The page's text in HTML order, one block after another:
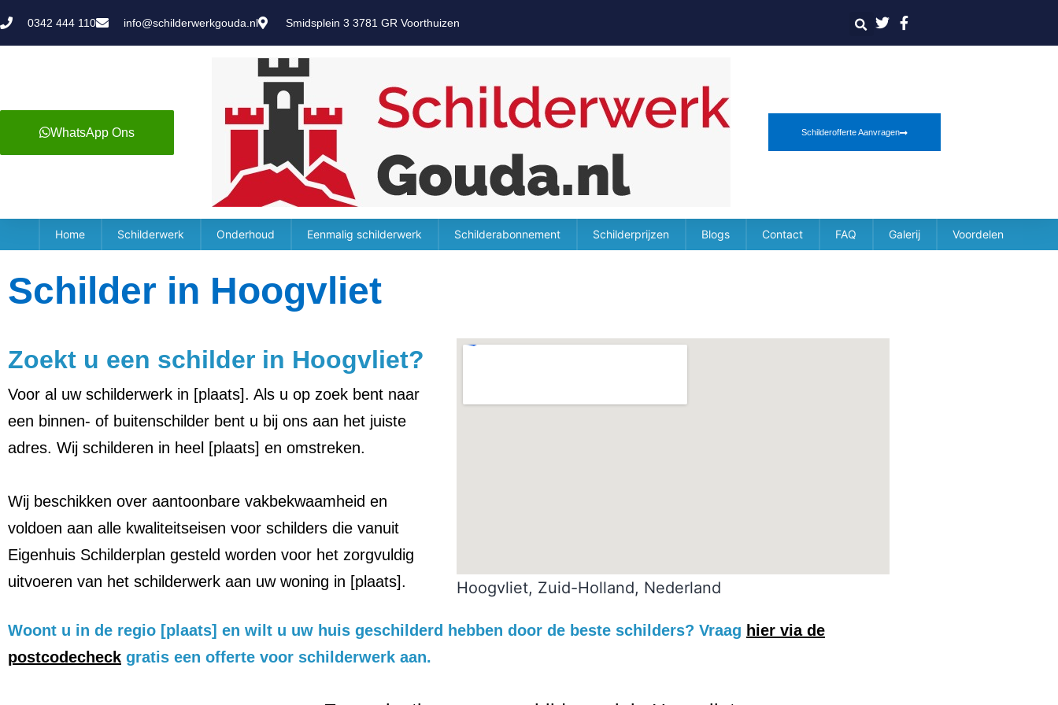
0342 444 110 info@schilderwerkgouda.nl Smidsplein 3 3781 GR Voorthuizen
WhatsApp Ons Schilderofferte Aanvragen
Home Schilderwerk Onderhoud Eenmalig schilderwerk Schilderabonnement Schilderprijzen Blogs Contact FAQ Galerij Voordelen
Schilder in Hoogvliet
Zoekt u een schilder in Hoogvliet?
Voor al uw schilderwerk in [plaats]. Als u op zoek bent naar
een binnen- of buitenschilder bent u bij ons aan het juiste
adres. Wij schilderen in heel [plaats] en omstreken.
Wij beschikken over aantoonbare vakbekwaamheid en
voldoen aan alle kwaliteitseisen voor schilders die vanuit
Eigenhuis Schilderplan gesteld worden voor het zorgvuldig
uitvoeren van het schilderwerk aan uw woning in [plaats].
Hoogvliet, Zuid-Holland, Nederland
Woont u in de regio [plaats] en wilt u uw huis geschilderd hebben door de beste schilders? Vraag hier via de
postcodecheck gratis een offerte voor schilderwerk aan.